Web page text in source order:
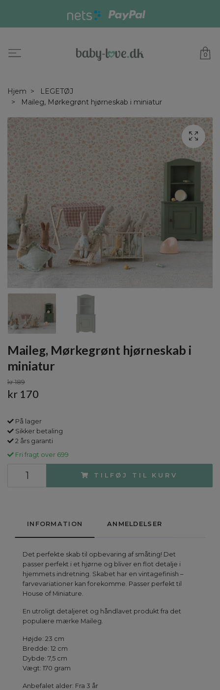
0
Hjem
LEGETØJ
Maileg, Mørkegrønt hjørneskab i miniatur
Maileg, Mørkegrønt hjørneskab i
miniatur
kr 189
kr 170
På lager
Sikker betaling
2 års garanti
Fri fragt over 699
TILFØJ TIL KURV
INFORMATION ANMELDELSER
Det perfekte skab til opbevaring af småting! Det
passer perfekt i et hjørne og bliver en flot detalje i
hjemmets indretning. Skabet har en vintagefinish –
farvevariationer kan forekomme. Passer perfekt til
House of Miniature.
En utroligt detaljeret og håndlavet produkt fra det
populære mærke Maileg.
Højde: 23 cm
Bredde: 12 cm
Dybde: 7,5 cm
Vægt: 170 gram
Anbefalet alder: Fra 3 år